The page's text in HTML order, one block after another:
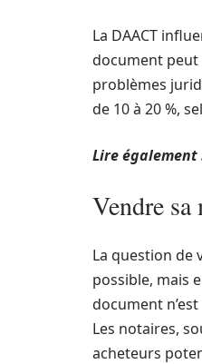
La DAACT
document peut
problèmes
de 10 à 20 %,
Lire également
Vendre
La question de
possible, mais
document
Les notaires,
acheteurs